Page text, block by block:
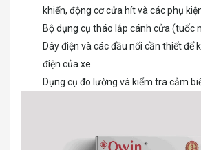
khiển, động cơ cửa hít và các phụ
Bộ dụng cụ tháo lắp cánh cửa (tuốc
Dây điện và các đầu nối cần thiết để
điện của xe.
Dụng cụ đo lường và kiểm tra cảm